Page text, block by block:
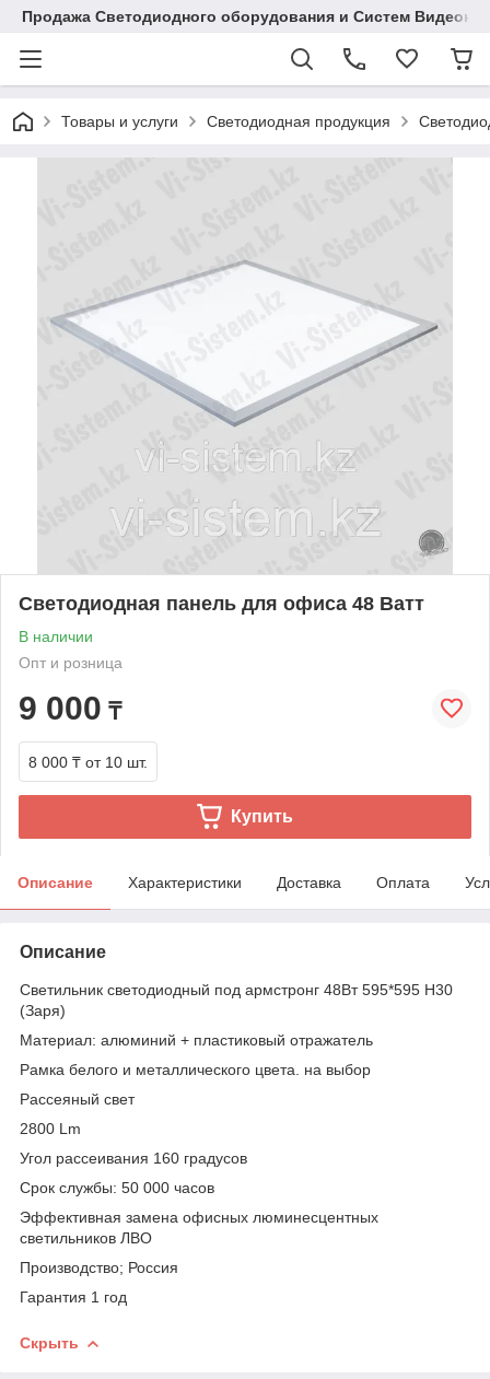
Продажа Светодиодного оборудования и Систем
Товары и услуги Светодиодная продукция
Светодиодная панель для офиса 48 Ватт
В наличии
Опт и розница
9 000 ₸
8 000 ₸ от 10 шт.
Купить
Описание Характеристики Доставка Оплата
Описание
Cветильник светодиодный под армстронг 48Вт 595*595 H30
(Заря)
Материал: алюминий + пластиковый отражатель
Рамка белого и металлического цвета. на выбор
Рассеяный свет
2800 Lm
Угол рассеивания 160 градусов
Срок службы: 50 000 часов
Эффективная замена офисных люминесцентных
светильников ЛВО
Производство; Россия
Гарантия 1 год
Скрыть